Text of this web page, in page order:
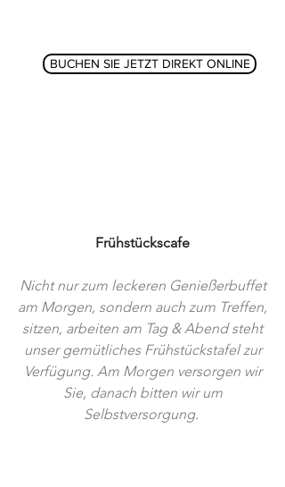
BUCHEN SIE JETZT DIREKT ONLINE
Frühstückscafe
Nicht nur zum leckeren Genießerbuffet
am Morgen, sondern auch zum Treffen,
sitzen, arbeiten am Tag & Abend steht
unser gemütliches Frühstückstafel zur
Verfügung. Am Morgen versorgen wir
Sie, danach bitten wir um
Selbstversorgung.